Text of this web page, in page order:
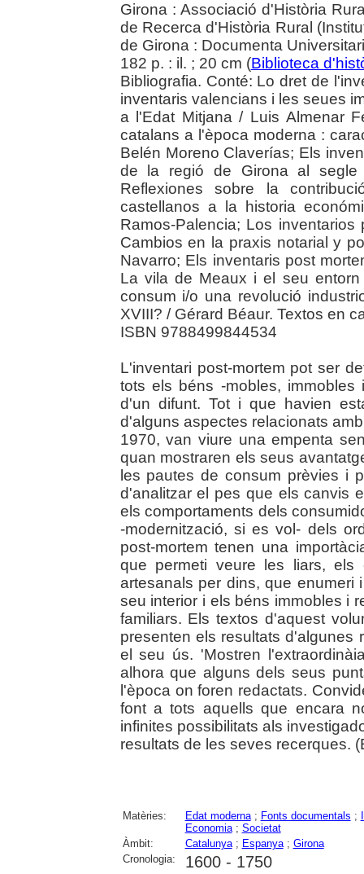
Girona : Associació d'Història
de Recerca d'Història Rural
de Girona : Documenta
182 p. : il. ; 20 cm (Biblioteca
Bibliografia. Conté: Lo dret de
inventaris valencians i les seues
a l'Edat Mitjana / Luis Almenar
catalans a l'època moderna :
Belén Moreno Claverías; Els
de la regió de Girona al
Reflexiones sobre la
castellanos a la historia
Ramos-Palencia; Los
Cambios en la praxis notarial y
Navarro; Els inventaris post
La vila de Meaux i el seu
consum i/o una revolució
XVIII? / Gérard Béaur. Textos en
ISBN 9788499844534
L'inventari post-mortem pot ser
tots els béns -mobles,
d'un difunt. Tot i que havien
d'alguns aspectes relacionats
1970, van viure una empenta
quan mostraren els seus
les pautes de consum prèvies i
d'analitzar el pes que els canvis
els comportaments dels
-modernització, si es vol- dels
post-mortem tenen una
que permeti veure les liars, els
artesanals per dins, que
seu interior i els béns immobles i
familiars. Els textos d'aquest
presenten els resultats d'algunes
el seu ús. 'Mostren
alhora que alguns dels seus
l'època on foren redactats.
font a tots aquells que encara
infinites possibilitats als
resultats de les seves recerques.
Matèries: Edat moderna; Fonts documentals ;
Economia; Societat
Àmbit:
Catalunya; Espanya; Girona
Cronologia:
1600 - 1750